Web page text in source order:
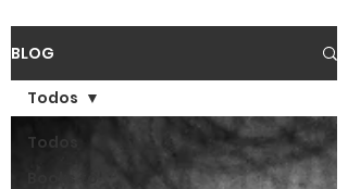
BLOG
Todos
Todos